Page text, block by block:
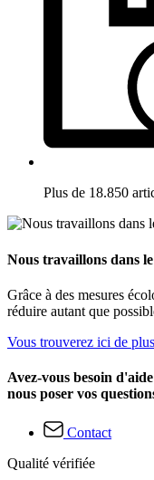
Plus de 18.850
Nous travaillons dans
Grâce à des mesures
réduire autant que
Vous trouverez ici de
Avez-vous besoin
nous poser vos
Contact
Qualité vérifiée